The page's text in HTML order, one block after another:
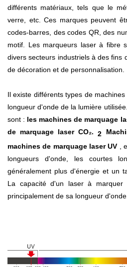
différents matériaux, tels que le
verre, etc. Ces marques peuvent
codes-barres, des codes QR, des
motif. Les marqueurs laser à fibre
divers secteurs industriels à des fins
de décoration et de personnalisation.
Il existe différents types de
longueur d'onde de la lumière
sont : les machines de marquage
de marquage laser CO₂. 2
machines de marquage laser UV ,
longueurs d'onde, les courtes
généralement plus d'énergie et un
La capacité d'un laser à marquer
principalement de sa longueur d'onde.